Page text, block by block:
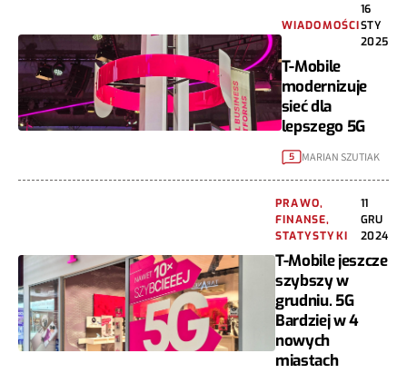
WIADOMOŚCI
16
STY
2025
T-Mobile
modernizuje
sieć dla
lepszego 5G
5 MARIAN SZUTIAK
PRAWO,
FINANSE,
STATYSTYKI
11
GRU
2024
T-Mobile jeszcze
szybszy w
grudniu. 5G
Bardziej w 4
nowych
miastach